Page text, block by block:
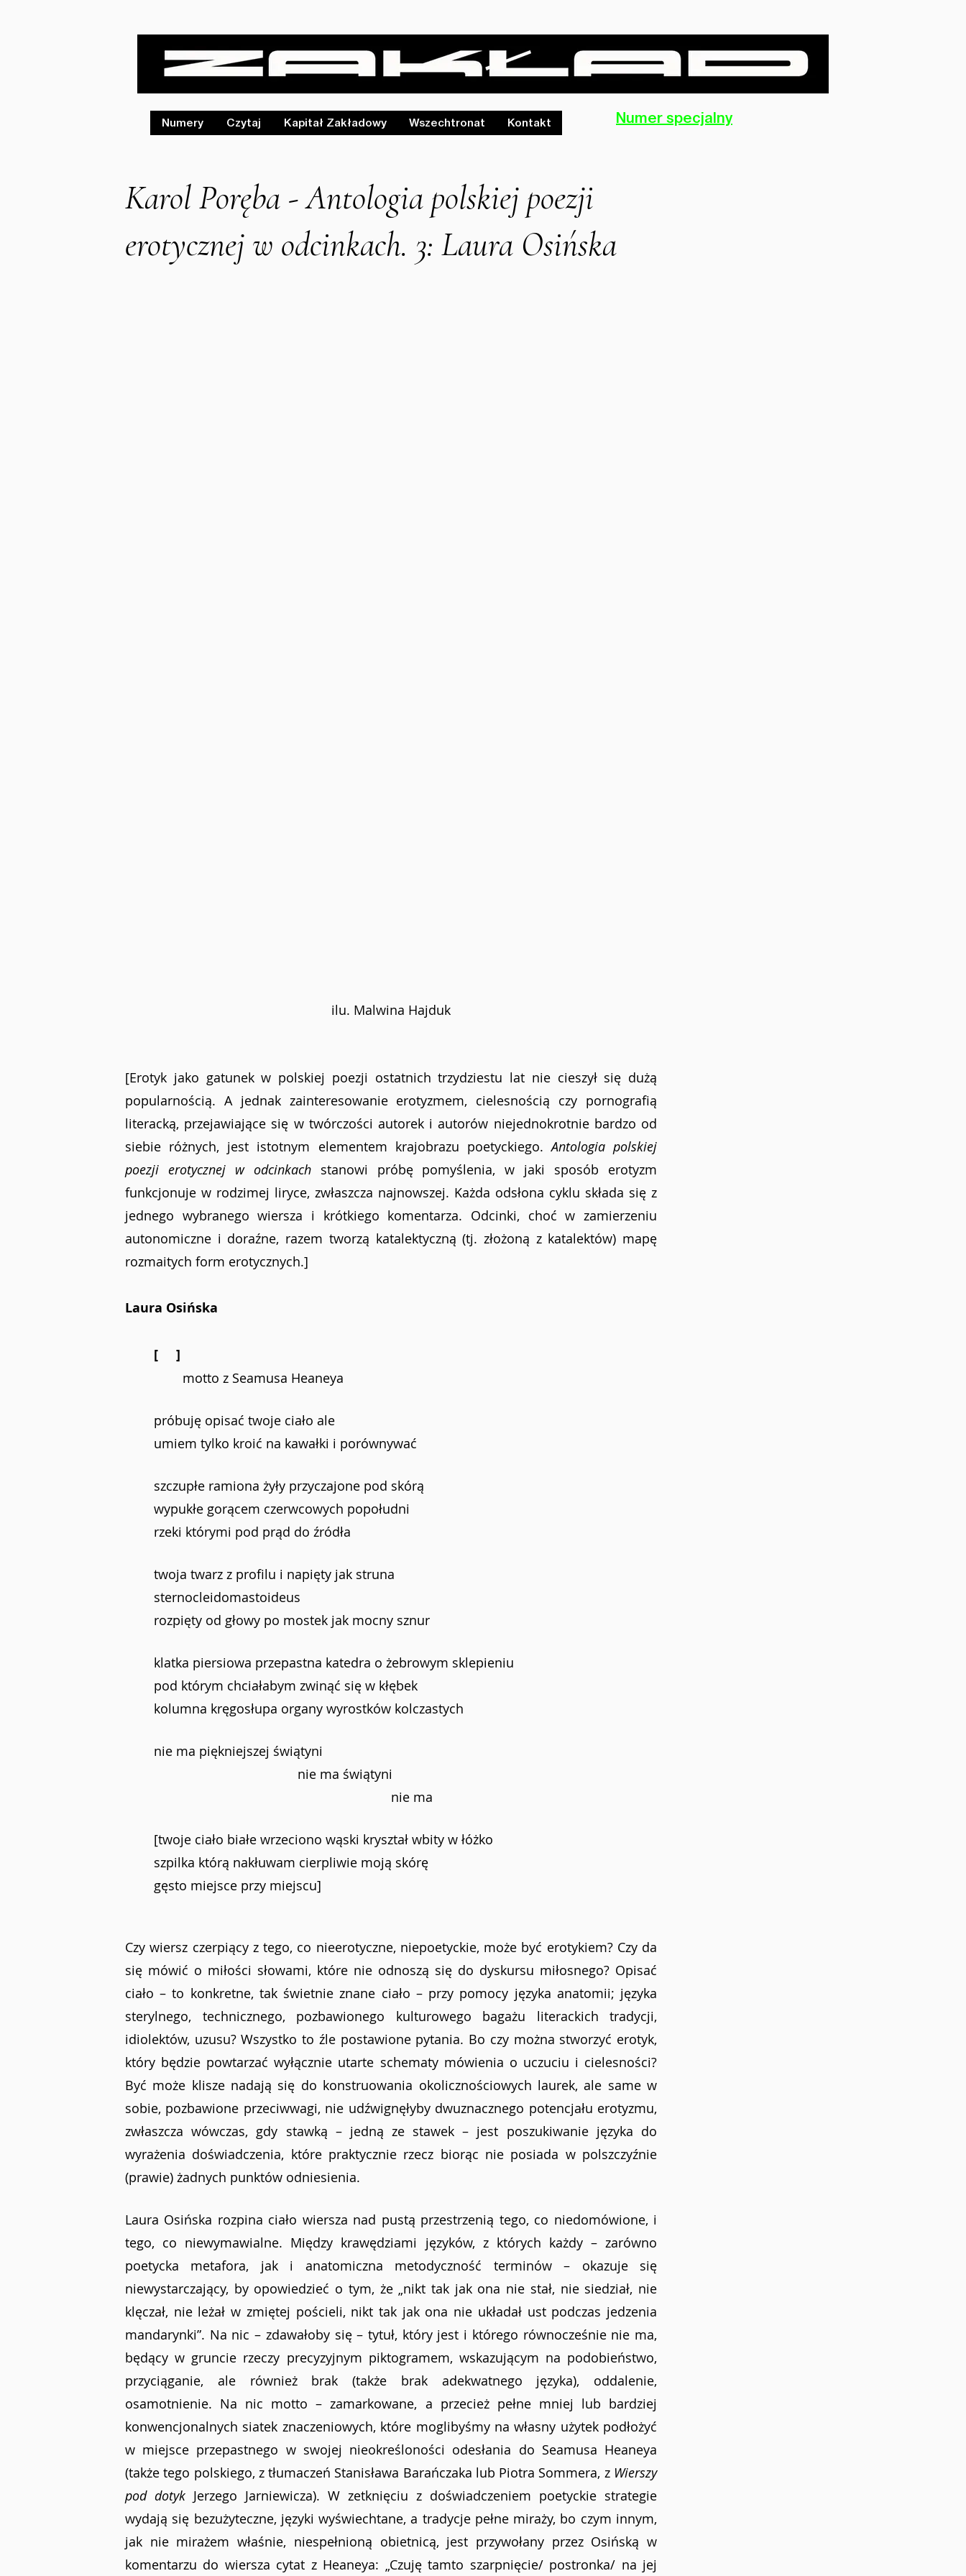
Numery Czytaj Kapitał Zakładowy Wszechtronat Kontakt Numer specjalny
Karol Poręba - Antologia polskiej poezji
erotycznej w odcinkach. 3: Laura Osińska
ilu. Malwina Hajduk
[Erotyk jako gatunek w polskiej poezji ostatnich trzydziestu lat nie cieszył się dużą
popularnością. A jednak zainteresowanie erotyzmem, cielesnością czy pornografią
literacką, przejawiające się w twórczości autorek i autorów niejednokrotnie bardzo od
siebie różnych, jest istotnym elementem krajobrazu poetyckiego. Antologia polskiej
poezji erotycznej w odcinkach stanowi próbę pomyślenia, w jaki sposób erotyzm
funkcjonuje w rodzimej liryce, zwłaszcza najnowszej. Każda odsłona cyklu składa się z
jednego wybranego wiersza i krótkiego komentarza. Odcinki, choć w zamierzeniu
autonomiczne i doraźne, razem tworzą katalektyczną (tj. złożoną z katalektów) mapę
rozmaitych form erotycznych.]
Laura Osińska
[     ]
motto z Seamusa Heaneya
próbuję opisać twoje ciało ale
umiem tylko kroić na kawałki i porównywać
szczupłe ramiona żyły przyczajone pod skórą
wypukłe gorącem czerwcowych popołudni
rzeki którymi pod prąd do źródła
twoja twarz z profilu i napięty jak struna
sternocleidomastoideus
rozpięty od głowy po mostek jak mocny sznur
klatka piersiowa przepastna katedra o żebrowym sklepieniu
pod którym chciałabym zwinąć się w kłębek
kolumna kręgosłupa organy wyrostków kolczastych
nie ma piękniejszej świątyni
                nie ma świątyni
                                          nie ma
[twoje ciało białe wrzeciono wąski kryształ wbity w łóżko
szpilka którą nakłuwam cierpliwie moją skórę
gęsto miejsce przy miejscu]
Czy wiersz czerpiący z tego, co nieerotyczne, niepoetyckie, może być erotykiem? Czy da
się mówić o miłości słowami, które nie odnoszą się do dyskursu miłosnego? Opisać
ciało – to konkretne, tak świetnie znane ciało – przy pomocy języka anatomii; języka
sterylnego, technicznego, pozbawionego kulturowego bagażu literackich tradycji,
idiolektów, uzusu? Wszystko to źle postawione pytania. Bo czy można stworzyć erotyk,
który będzie powtarzać wyłącznie utarte schematy mówienia o uczuciu i cielesności?
Być może klisze nadają się do konstruowania okolicznościowych laurek, ale same w
sobie, pozbawione przeciwwagi, nie udźwignęłyby dwuznacznego potencjału erotyzmu,
zwłaszcza wówczas, gdy stawką – jedną ze stawek – jest poszukiwanie języka do
wyrażenia doświadczenia, które praktycznie rzecz biorąc nie posiada w polszczyźnie
(prawie) żadnych punktów odniesienia.
Laura Osińska rozpina ciało wiersza nad pustą przestrzenią tego, co niedomówione, i
tego, co niewymawialne. Między krawędziami języków, z których każdy – zarówno
poetycka metafora, jak i anatomiczna metodyczność terminów – okazuje się
niewystarczający, by opowiedzieć o tym, że „nikt tak jak ona nie stał, nie siedział, nie
klęczał, nie leżał w zmiętej pościeli, nikt tak jak ona nie układał ust podczas jedzenia
mandarynki”. Na nic – zdawałoby się – tytuł, który jest i którego równocześnie nie ma,
będący w gruncie rzeczy precyzyjnym piktogramem, wskazującym na podobieństwo,
przyciąganie, ale również brak (także brak adekwatnego języka), oddalenie,
osamotnienie. Na nic motto – zamarkowane, a przecież pełne mniej lub bardziej
konwencjonalnych siatek znaczeniowych, które moglibyśmy na własny użytek podłożyć
w miejsce przepastnego w swojej nieokreśloności odesłania do Seamusa Heaneya
(także tego polskiego, z tłumaczeń Stanisława Barańczaka lub Piotra Sommera, z Wierszy
pod dotyk Jerzego Jarniewicza). W zetknięciu z doświadczeniem poetyckie strategie
wydają się bezużyteczne, języki wyświechtane, a tradycje pełne miraży, bo czym innym,
jak nie mirażem właśnie, niespełnioną obietnicą, jest przywołany przez Osińską w
komentarzu do wiersza cytat z Heaneya: „Czuję tamto szarpnięcie/ postronka/ na jej